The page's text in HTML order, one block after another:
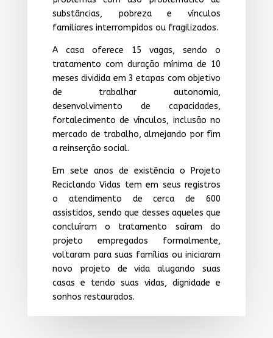
substâncias, pobreza e vínculos
familiares interrompidos ou fragilizados.
A casa oferece 15 vagas, sendo o
tratamento com duração mínima de 10
meses dividida em 3 etapas com objetivo
de trabalhar autonomia,
desenvolvimento de capacidades,
fortalecimento de vínculos, inclusão no
mercado de trabalho, almejando por fim
a reinserção social.
Em sete anos de existência o Projeto
Reciclando Vidas tem em seus registros
o atendimento de cerca de 600
assistidos, sendo que desses aqueles que
concluíram o tratamento saíram do
projeto empregados formalmente,
voltaram para suas famílias ou iniciaram
novo projeto de vida alugando suas
casas e tendo suas vidas, dignidade e
sonhos restaurados.